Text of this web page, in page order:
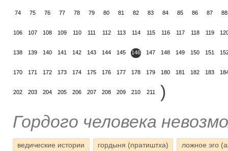
74 75 76 77 78 79 80 81 82 83 84 85 86 87 88
106 107 108 109 110 111 112 113 114 115 116 117 118 119
138 139 140 141 142 143 144 145 146 147 148 149 150 151
170 171 172 173 174 175 176 177 178 179 180 181 182 183
202 203 204 205 206 207 208 209 210 211
)
Гордого человека
ведические истории гордыня (пратиштха) ложное эго